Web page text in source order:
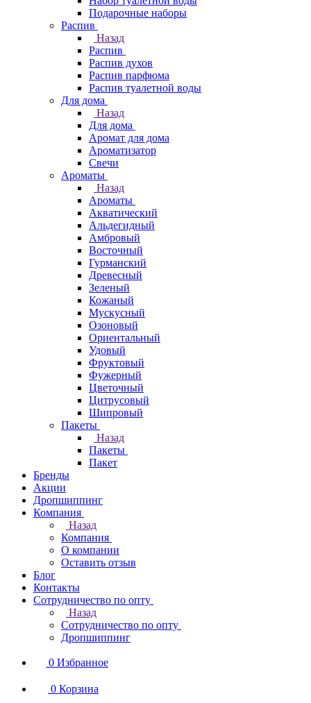
Подарочные наборы
Распив
Назад
Распив
Распив духов
Распив парфюма
Распив туалетной воды
Для дома
Назад
Для дома
Аромат для дома
Ароматизатор
Свечи
Ароматы
Назад
Ароматы
Акватический
Альдегидный
Амбровый
Восточный
Гурманский
Древесный
Зеленый
Кожаный
Мускусный
Озоновый
Ориентальный
Удовый
Фруктовый
Фужерный
Цветочный
Цитрусовый
Шипровый
Пакеты
Назад
Пакеты
Пакет
Бренды
Акции
Дропшиппинг
Компания
Назад
Компания
О компании
Оставить отзыв
Блог
Контакты
Сотрудничество по опту
Назад
Сотрудничество по опту
Дропшиппинг
0 Избранное
0 Корзина